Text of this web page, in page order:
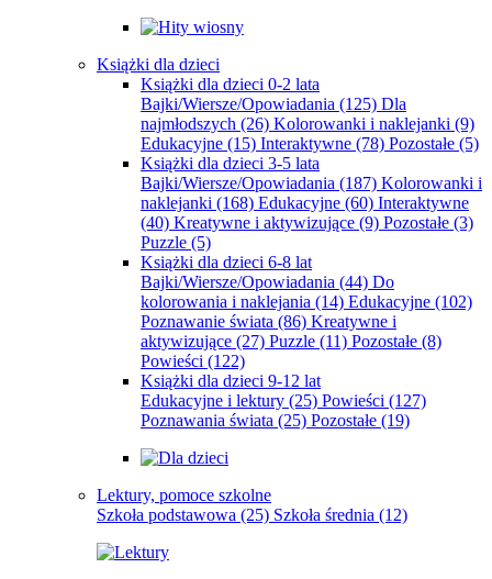
Książki dla dzieci
Książki dla dzieci 0-2 lata
Bajki/Wiersze/Opowiadania (125) Dla
najmłodszych (26) Kolorowanki i naklejanki (9)
Edukacyjne (15) Interaktywne (78) Pozostałe (5)
Książki dla dzieci 3-5 lata
Bajki/Wiersze/Opowiadania (187) Kolorowanki i
naklejanki (168) Edukacyjne (60) Interaktywne
(40) Kreatywne i aktywizujące (9) Pozostałe (3)
Puzzle (5)
Książki dla dzieci 6-8 lat
Bajki/Wiersze/Opowiadania (44) Do
kolorowania i naklejania (14) Edukacyjne (102)
Poznawanie świata (86) Kreatywne i
aktywizujące (27) Puzzle (11) Pozostałe (8)
Powieści (122)
Książki dla dzieci 9-12 lat
Edukacyjne i lektury (25) Powieści (127)
Poznawania świata (25) Pozostałe (19)
Lektury, pomoce szkolne
Szkoła podstawowa (25) Szkoła średnia (12)